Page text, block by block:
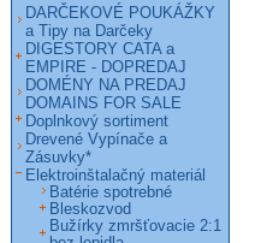
DARČEKOVÉ POUKÁŽKY
a Tipy na Darčeky
DIGESTORY CATA a
EMPIRE - DOPREDAJ
DOMÉNY NA PREDAJ
DOMAINS FOR SALE
Doplnkový sortiment
Drevené Vypínače a
Zásuvky*
Elektroinštalačný materiál
Batérie spotrebné
Bleskozvod
Bužírky zmršťovacie 2:1